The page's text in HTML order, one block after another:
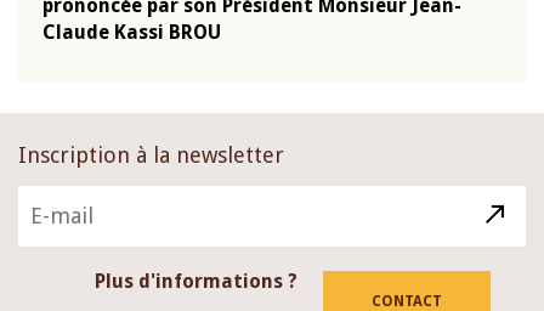
prononcée par son Président Monsieur Jean-
Claude Kassi BROU
Inscription à la newsletter
Plus d'informations ?
CONTACT